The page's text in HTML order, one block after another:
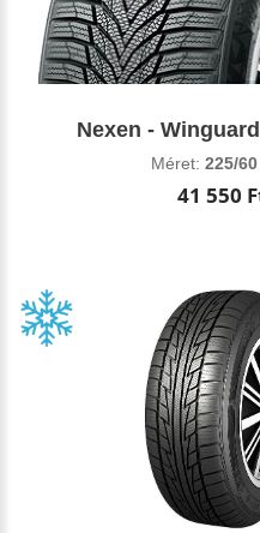
Nexen -
Méret: 225/
41 550